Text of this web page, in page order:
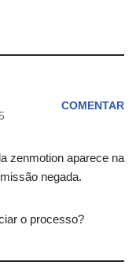
COMENTAR
zenmotion aparece na
negada.
o processo?